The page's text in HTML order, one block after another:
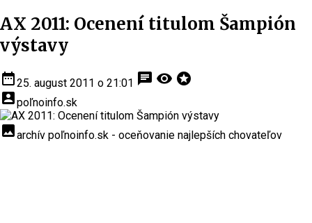
AX 2011: Ocenení titulom Šampión
výstavy
date_range25. august 2011 o 21:01 chat visibility stars
account_boxpoľnoinfo.sk
insert_photoarchív poľnoinfo.sk - oceňovanie najlepších chovateľov